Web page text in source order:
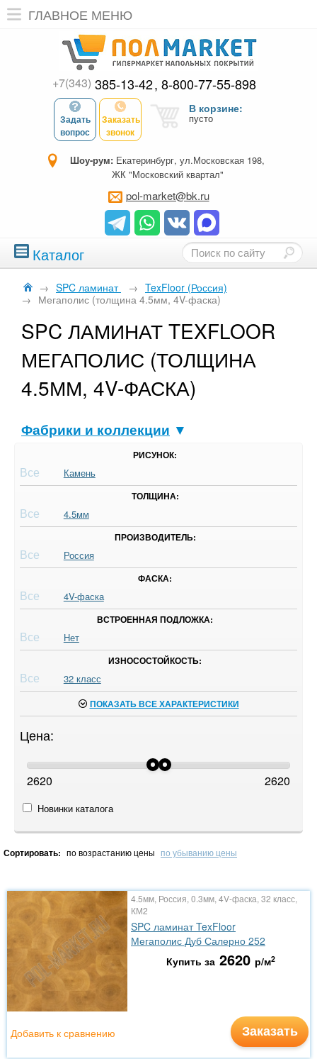
ГЛАВНОЕ МЕНЮ
+7(343) 385-13-42 8-800-77-55-898
Задать
вопрос
Заказать
звонок
В корзине:
пусто
Шоу-рум: Екатеринбург, ул.Московская 198,
ЖК "Московский квартал"
pol-market@bk.ru
Каталог
→ SPC ламинат → TexFloor (Россия)
→ Мегаполис (толщина 4.5мм, 4V-фаска)
SPC ЛАМИНАТ TEXFLOOR
МЕГАПОЛИС (ТОЛЩИНА
4.5ММ, 4V-ФАСКА)
Фабрики и коллекции ▼
РИСУНОК:
Все Камень
ТОЛЩИНА:
Все 4.5мм
ПРОИЗВОДИТЕЛЬ:
Все Россия
ФАСКА:
Все 4V-фаска
ВСТРОЕННАЯ ПОДЛОЖКА:
Все Нет
ИЗНОСОСТОЙКОСТЬ:
Все 32 класс
ПОКАЗАТЬ ВСЕ ХАРАКТЕРИСТИКИ
Цена:
2620 2620
Новинки каталога
Сортировать: по возрастанию цены по убыванию цены
4.5мм, Россия, 0.3мм, 4V-фаска, 32 класс,
КМ2
SPC ламинат TexFloor
Мегаполис Дуб Салерно 252
Купить за 2620 р/м2
Заказать
Добавить к сравнению